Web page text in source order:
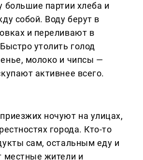
большие партии хлеба и
собой. Воду берут в
и переливают в
утолить голод
молоко и чипсы —
активнее всего.
ночуют на улицах,
города. Кто-то
сам, остальным еду и
местные жители и